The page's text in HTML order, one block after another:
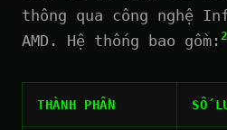
thông qua công nghệ
AMD. Hệ thống bao gồm: 2
THÀNH PHẦN SỐ